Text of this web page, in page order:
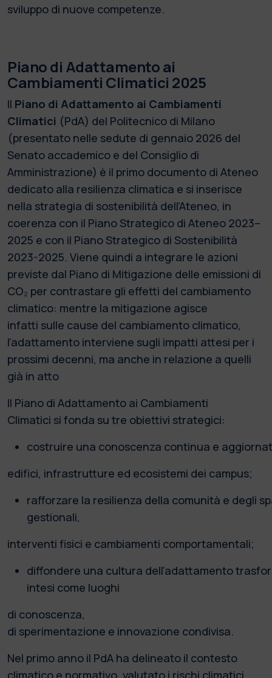
sviluppo di nuove competenze.
Piano di Adattamento ai
Cambiamenti Climatici 2025
Il Piano di Adattamento ai Cambiamenti
Climatici (PdA) del Politecnico di Milano
(presentato nelle sedute di gennaio 2026 del
Senato accademico e del Consiglio di
Amministrazione) è il primo documento di Ateneo
dedicato alla resilienza climatica e si inserisce
nella strategia di sostenibilità dell’Ateneo, in
coerenza con il Piano Strategico di Ateneo 2023–
2025 e con il Piano Strategico di Sostenibilità
2023-2025. Viene quindi a integrare le azioni
previste dal Piano di Mitigazione delle emissioni di
CO₂ per contrastare gli effetti del cambiamento
climatico: mentre la mitigazione agisce
infatti sulle cause del cambiamento climatico,
l’adattamento interviene sugli impatti attesi per i
prossimi decenni, ma anche in relazione a quelli
già in atto
Il Piano di Adattamento ai Cambiamenti
Climatici si fonda su tre obiettivi strategici:
costruire una conoscenza continua e
edifici, infrastrutture ed ecosistemi dei campus;
rafforzare la resilienza della comunità e degli
gestionali,
interventi fisici e cambiamenti comportamentali;
diffondere una cultura dell’adattamento
intesi come luoghi
di conoscenza,
di sperimentazione e innovazione condivisa.
Nel primo anno il PdA ha delineato il contesto
climatico e normativo, valutato i rischi climatici